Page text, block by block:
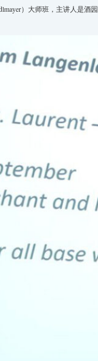
）大师班，主讲人是酒园